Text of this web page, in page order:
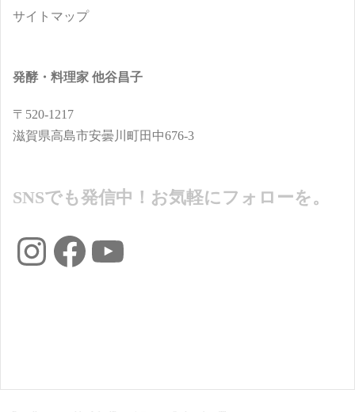
サイトマップ
発酵・料理家 他谷昌子
〒520-1217
滋賀県高島市安曇川町田中676-3
SNSでも発信中！お気軽にフォローを。
InstagramFacebookYouTube